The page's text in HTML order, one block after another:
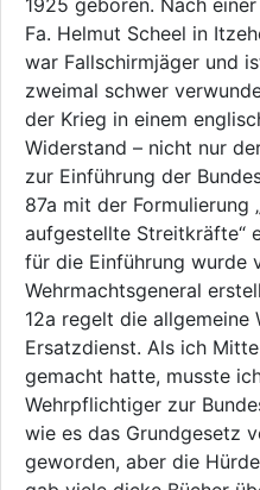
1925 geboren. Nach
Fa. Helmut Scheel in
war Fallschirmjäger und
zweimal schwer
der Krieg in einem
Widerstand – nicht nur
zur Einführung der
87a mit der Formulierung
aufgestellte Streitkräfte“
für die Einführung wurde
Wehrmachtsgeneral
12a regelt die allgemeine
Ersatzdienst. Als ich
gemacht hatte, musste
Wehrpflichtiger zur
wie es das Grundgesetz
geworden, aber die